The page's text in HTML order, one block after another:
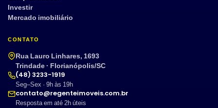
Investir
Mercado imobiliário
CONTATO
Rua Lauro Linhares, 1693
Trindade · Florianópolis/SC
(48) 3233-1919
Seg–Sex · 9h às 19h
contato@regenteimoveis.com.br
Resposta em até 2h úteis